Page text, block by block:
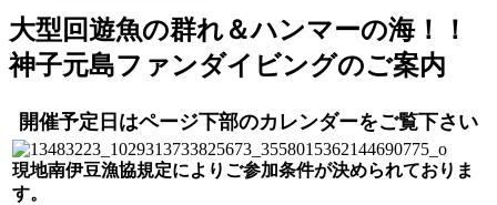
大型回遊魚の群れ＆ハンマーの海！！
神子元島ファンダイビングのご案内
開催予定日はページ下部のカレンダーをご覧下さい
現地南伊豆漁協規定によりご参加条件が決められておりま
す。